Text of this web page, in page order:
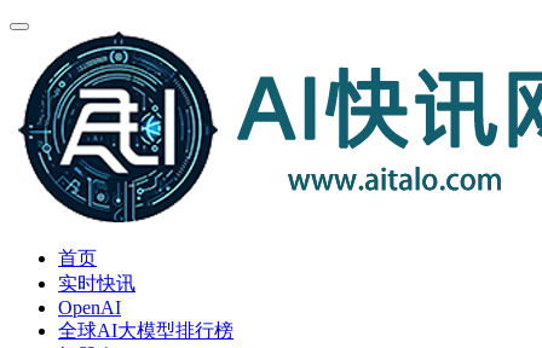
首页
实时快讯
OpenAI
全球AI大模型排行榜